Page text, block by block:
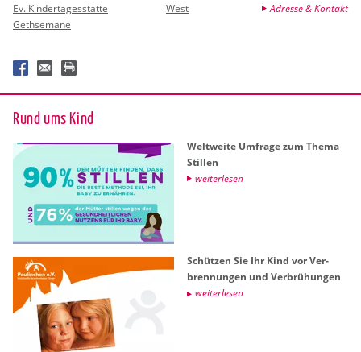
Ev. Kindertagesstätte
Gethsemane
West Adresse & Kontakt
Rund ums Kind
Welt­wei­te Um­fra­ge zum Thema
Stil­len
wei­ter­le­sen
Schüt­zen Sie Ihr Kind vor Ver­
bren­nun­gen und Ver­brü­hun­gen
wei­ter­le­sen